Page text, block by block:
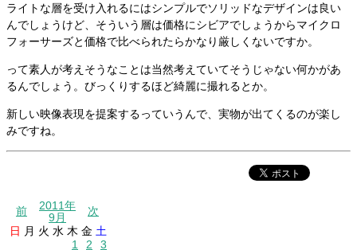
ライトな層を受け入れるにはシンプルでソリッドなデザインは良い
んでしょうけど、そういう層は価格にシビアでしょうからマイクロ
フォーサーズと価格で比べられたらかなり厳しくないですか。
って素人が考えそうなことは当然考えていてそうじゃない何かがあ
るんでしょう。びっくりするほど綺麗に撮れるとか。
新しい映像表現を提案するっていうんで、実物が出てくるのが楽し
みですね。
前
2011年
9月
次
日 月 火 水 木 金 土
1
2 3